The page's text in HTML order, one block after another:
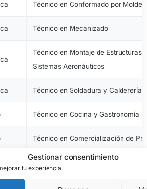
Gestionar consentimiento
tu experiencia.
Técnico en Conformado por
Técnico en Mecanizado
Técnico en Montaje de Estructuras
Sistemas Aeronáuticos
Técnico en Soldadura y Calderería
Técnico en Cocina y Gastronomía
Técnico en Comercialización de
Técnico en Servicios en
Técnico en Estética y Belleza